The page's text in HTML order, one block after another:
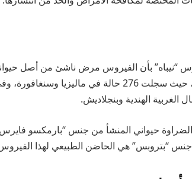
“نيباه” بأن الفيروس مرض ناشئ من أصل
الغربية الهندية وبنجلاديش.
حيواني المنشأ من جنس “بارمكسو
“بتروبس” هي الحاضن الطبيعي لهذا